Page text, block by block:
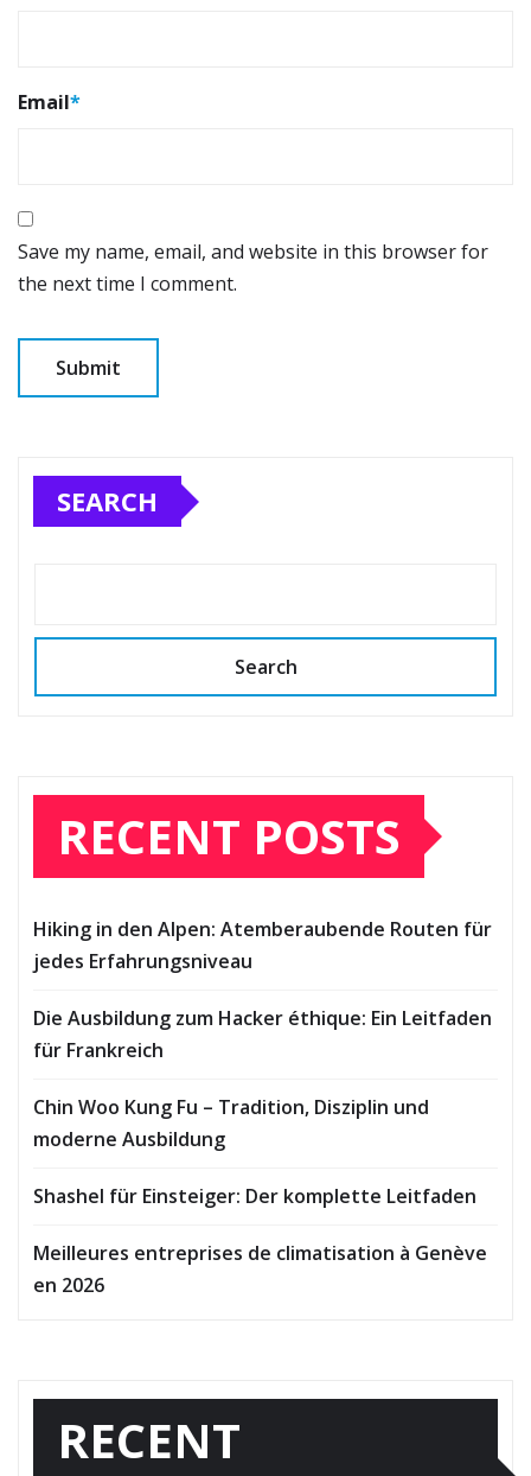
Email*
Save my name, email, and website in this browser for
the next time I comment.
SEARCH
Search
RECENT POSTS
Hiking in den Alpen: Atemberaubende Routen für
jedes Erfahrungsniveau
Die Ausbildung zum Hacker éthique: Ein Leitfaden
für Frankreich
Chin Woo Kung Fu – Tradition, Disziplin und
moderne Ausbildung
Shashel für Einsteiger: Der komplette Leitfaden
Meilleures entreprises de climatisation à Genève
en 2026
RECENT